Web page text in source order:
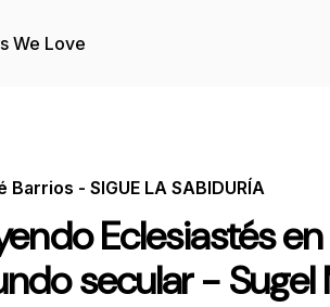
We Love
Barrios - SIGUE LA SABIDURÍA
Eclesiastés
secular - Sugel